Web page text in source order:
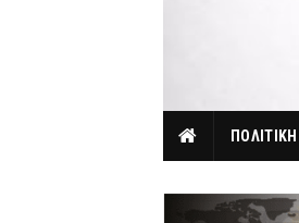
ΠΟΛΙΤΙΚΗ